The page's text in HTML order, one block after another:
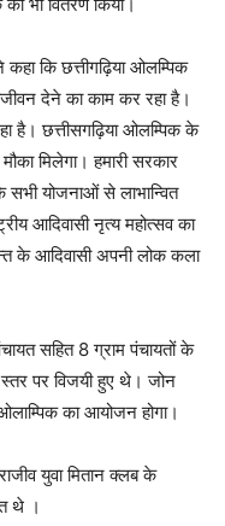
कि छत्तीगढ़िया ओलम्पिक
देने का काम कर रहा है।
है। छत्तीसगढ़िया ओलम्पिक के
मिलेगा। हमारी सरकार
सभी योजनाओं से लाभान्वित
आदिवासी नृत्य महोत्सव का
के आदिवासी अपनी लोक कला
सहित 8 ग्राम पंचायतों के
स्तर पर विजयी हुए थे। जोन
का आयोजन होगा।
युवा मितान क्लब के
थे ।